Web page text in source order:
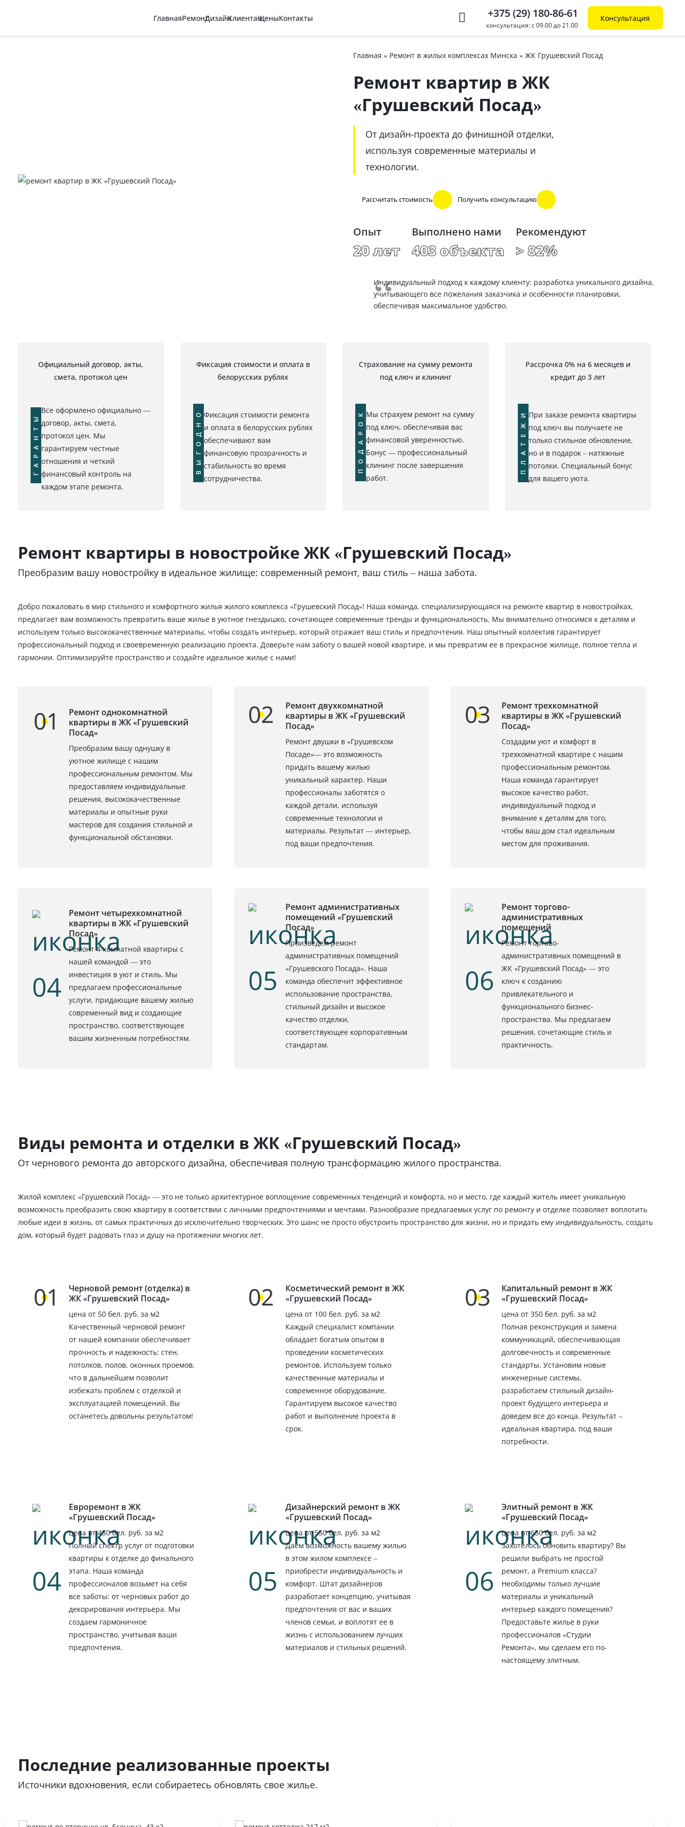
ГлавнаяРемонтДизайнКлиентамЦеныКонтакты +375 (29) 180-86-61
консультация: с 09.00 до 21.00
Консультация
Главная » Ремонт в жилых комплексах Минска » ЖК Грушевский Посад
Ремонт квартир в ЖК
«Грушевский Посад»
От дизайн-проекта до финишной отделки,
используя современные материалы и
технологии.
Рассчитать стоимость Получить консультацию
Опыт
20 лет
Выполнено нами
403 объекта
Рекомендуют
> 82%
Индивидуальный подход к каждому клиенту: разработка уникального дизайна,
учитывающего все пожелания заказчика и особенности планировки,
обеспечивая максимальное удобство.
Официальный договор, акты,
смета, протокол цен
ГАРАНТЫ
Все оформлено официально —
договор, акты, смета,
протокол цен. Мы
гарантируем честные
отношения и четкий
финансовый контроль на
каждом этапе ремонта.
Фиксация стоимости и оплата в
белорусских рублях
ВЫГОДНО Фиксация стоимости ремонта
и оплата в белорусских рублях
обеспечивают вам
финансовую прозрачность и
стабильность во время
сотрудничества.
Страхование на сумму ремонта
под ключ и клининг
ПОДАРОК Мы страхуем ремонт на сумму
под ключ, обеспечивая вас
финансовой уверенностью.
Бонус — профессиональный
клининг после завершения
работ.
Рассрочка 0% на 6 месяцев и
кредит до 3 лет
ПЛАТЕЖИ При заказе ремонта квартиры
под ключ вы получаете не
только стильное обновление,
но и в подарок – натяжные
потолки. Специальный бонус
для вашего уюта.
Ремонт квартиры в новостройке ЖК «Грушевский Посад»
Преобразим вашу новостройку в идеальное жилище: современный ремонт, ваш стиль – наша забота.
Добро пожаловать в мир стильного и комфортного жилья жилого комплекса «Грушевский Посад»! Наша команда, специализирующаяся на ремонте квартир в новостройках,
предлагает вам возможность превратить ваше жилье в уютное гнездышко, сочетающее современные тренды и функциональность. Мы внимательно относимся к деталям и
используем только высококачественные материалы, чтобы создать интерьер, который отражает ваш стиль и предпочтения. Наш опытный коллектив гарантирует
профессиональный подход и своевременную реализацию проекта. Доверьте нам заботу о вашей новой квартире, и мы превратим ее в прекрасное жилище, полное тепла и
гармонии. Оптимизируйте пространство и создайте идеальное жилье с нами!
Ремонт однокомнатной
квартиры в ЖК «Грушевский
Посад»
Преобразим вашу однушку в
уютное жилище с нашим
профессиональным ремонтом. Мы
предоставляем индивидуальные
решения, высококачественные
материалы и опытные руки
мастеров для создания стильной и
функциональной обстановки.
Ремонт двухкомнатной
квартиры в ЖК «Грушевский
Посад»
Ремонт двушки в «Грушевском
Посаде»— это возможность
придать вашему жилью
уникальный характер. Наши
профессионалы заботятся о
каждой детали, используя
современные технологии и
материалы. Результат — интерьер,
под ваши предпочтения.
Ремонт трехкомнатной
квартиры в ЖК «Грушевский
Посад»
Создадим уют и комфорт в
трехкомнатной квартире с нашим
профессиональным ремонтом.
Наша команда гарантирует
высокое качество работ,
индивидуальный подход и
внимание к деталям для того,
чтобы ваш дом стал идеальным
местом для проживания.
Ремонт четырехкомнатной
квартиры в ЖК «Грушевский
Посад»
Ремонт 4-комнатной квартиры с
нашей командой — это
инвестиция в уют и стиль. Мы
предлагаем профессиональные
услуги, придающие вашему жилью
современный вид и создающие
пространство, соответствующее
вашим жизненным потребностям.
Ремонт административных
помещений «Грушевский
Посад»
Произведем ремонт
административных помещений
«Грушевского Посада». Наша
команда обеспечит эффективное
использование пространства,
стильный дизайн и высокое
качество отделки,
соответствующее корпоративным
стандартам.
Ремонт торгово-
административных
помещений
Ремонт торгово-
административных помещений в
ЖК «Грушевский Посад» — это
ключ к созданию
привлекательного и
функционального бизнес-
пространства. Мы предлагаем
решения, сочетающие стиль и
практичность.
Виды ремонта и отделки в ЖК «Грушевский Посад»
От чернового ремонта до авторского дизайна, обеспечивая полную трансформацию жилого пространства.
Жилой комплекс «Грушевский Посад» — это не только архитектурное воплощение современных тенденций и комфорта, но и место, где каждый житель имеет уникальную
возможность преобразить свою квартиру в соответствии с личными предпочтениями и мечтами. Разнообразие предлагаемых услуг по ремонту и отделке позволяет воплотить
любые идеи в жизнь, от самых практичных до исключительно творческих. Это шанс не просто обустроить пространство для жизни, но и придать ему индивидуальность, создать
дом, который будет радовать глаз и душу на протяжении многих лет.
Черновой ремонт (отделка) в
ЖК «Грушевский Посад»
цена от 50 бел. руб. за м2
Качественный черновой ремонт
от нашей компании обеспечивает
прочность и надежность: стен,
потолков, полов, оконных проемов,
что в дальнейшем позволит
избежать проблем с отделкой и
эксплуатацией помещений. Вы
останетесь довольны результатом!
Косметический ремонт в ЖК
«Грушевский Посад»
цена от 100 бел. руб. за м2
Каждый специалист компании
обладает богатым опытом в
проведении косметических
ремонтов. Используем только
качественные материалы и
современное оборудование.
Гарантируем высокое качество
работ и выполнение проекта в
срок.
Капитальный ремонт в ЖК
«Грушевский Посад»
цена от 350 бел. руб. за м2
Полная реконструкция и замена
коммуникаций, обеспечивающая
долговечность и современные
стандарты. Установим новые
инженерные системы,
разработаем стильный дизайн-
проект будущего интерьера и
доведем все до конца. Результат –
идеальная квартира, под ваши
потребности.
Евроремонт в ЖК
«Грушевский Посад»
цена от 450 бел. руб. за м2
Полный спектр услуг от подготовки
квартиры к отделке до финального
этапа. Наша команда
профессионалов возьмет на себя
все заботы: от черновых работ до
декорирования интерьера. Мы
создаем гармоничное
пространство, учитывая ваши
предпочтения.
Дизайнерский ремонт в ЖК
«Грушевский Посад»
цена от 550 бел. руб. за м2
Даем возможность вашему жилью
в этом жилом комплексе –
приобрести индивидуальность и
комфорт. Штат дизайнеров
разработает концепцию, учитывая
предпочтения от вас и ваших
членов семьи, и воплотят ее в
жизнь с использованием лучших
материалов и стильных решений.
Элитный ремонт в ЖК
«Грушевский Посад»
цена от 650 бел. руб. за м2
Захотелось обновить квартиру? Вы
решили выбрать не простой
ремонт, а Premium класса?
Необходимы только лучшие
материалы и уникальный
интерьер каждого помещения?
Предоставьте жилье в руки
профессионалов «Студии
Ремонта», мы сделаем его по-
настоящему элитным.
Последние реализованные проекты
Источники вдохновения, если собираетесь обновлять свое жилье.